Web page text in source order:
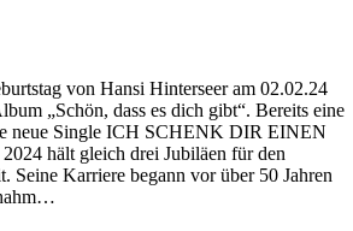
von Hansi Hinterseer am 02.02.24
„Schön, dass es dich gibt“. Bereits eine
neue Single ICH SCHENK DIR EINEN
hält gleich drei Jubiläen für den
Seine Karriere begann vor über 50 Jahren